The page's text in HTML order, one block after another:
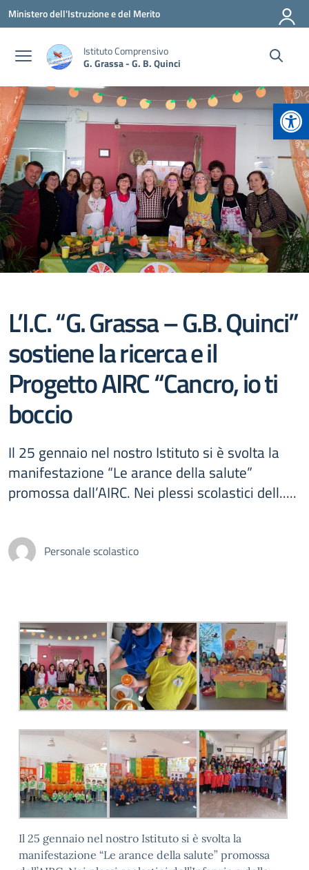
Vai ai contenuti
Vai al menu di navigazione
Vai al footer
Ministero dell'Istruzione e del Merito
Istituto Comprensivo
G. Grassa - G. B. Quinci
L’I.C. “G. Grassa – G.B. Quinci”
sostiene la ricerca e il
Progetto AIRC “Cancro, io ti
boccio
Il 25 gennaio nel nostro Istituto si è svolta la
manifestazione “Le arance della salute”
promossa dall’AIRC. Nei plessi scolastici dell.....
Personale scolastico
Il 25 gennaio nel nostro Istituto si è svolta la
manifestazione “Le arance della salute” promossa